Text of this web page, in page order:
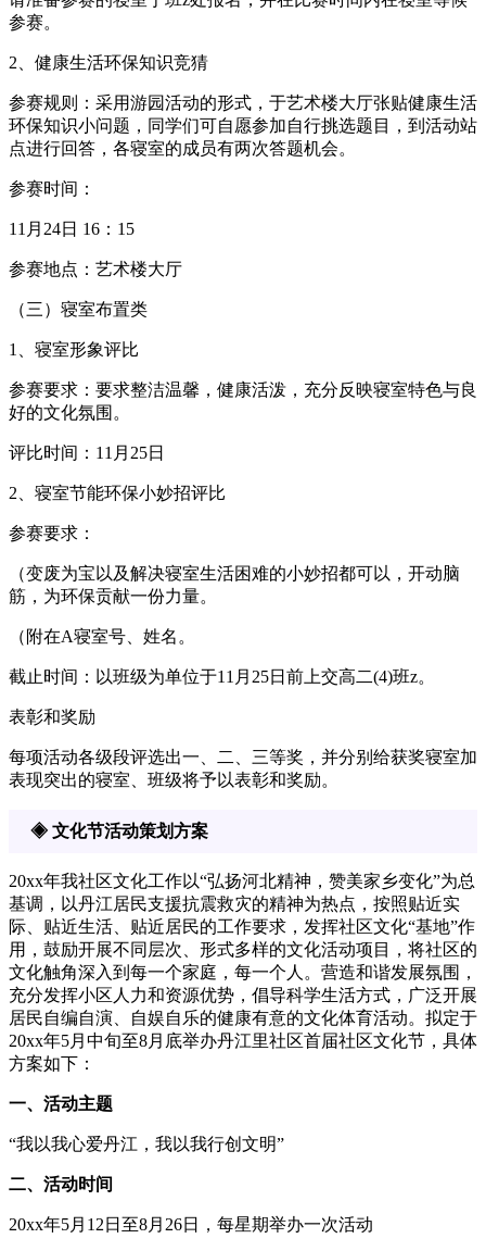
参赛。
2、健康生活环保知识竞猜
参赛规则：采用游园活动的形式，于艺术楼大厅张贴健康生活
环保知识小问题，同学们可自愿参加自行挑选题目，到活动站
点进行回答，各寝室的成员有两次答题机会。
参赛时间：
11月24日 16：15
参赛地点：艺术楼大厅
（三）寝室布置类
1、寝室形象评比
参赛要求：要求整洁温馨，健康活泼，充分反映寝室特色与良
好的文化氛围。
评比时间：11月25日
2、寝室节能环保小妙招评比
参赛要求：
（变废为宝以及解决寝室生活困难的小妙招都可以，开动脑
筋，为环保贡献一份力量。
（附在A寝室号、姓名。
截止时间：以班级为单位于11月25日前上交高二(4)班z。
表彰和奖励
每项活动各级段评选出一、二、三等奖，并分别给获奖寝室加
表现突出的寝室、班级将予以表彰和奖励。
◈ 文化节活动策划方案
20xx年我社区文化工作以“弘扬河北精神，赞美家乡变化”为总
基调，以丹江居民支援抗震救灾的精神为热点，按照贴近实
际、贴近生活、贴近居民的工作要求，发挥社区文化“基地”作
用，鼓励开展不同层次、形式多样的文化活动项目，将社区的
文化触角深入到每一个家庭，每一个人。营造和谐发展氛围，
充分发挥小区人力和资源优势，倡导科学生活方式，广泛开展
居民自编自演、自娱自乐的健康有意的文化体育活动。拟定于
20xx年5月中旬至8月底举办丹江里社区首届社区文化节，具体
方案如下：
一、活动主题
“我以我心爱丹江，我以我行创文明”
二、活动时间
20xx年5月12日至8月26日，每星期举办一次活动